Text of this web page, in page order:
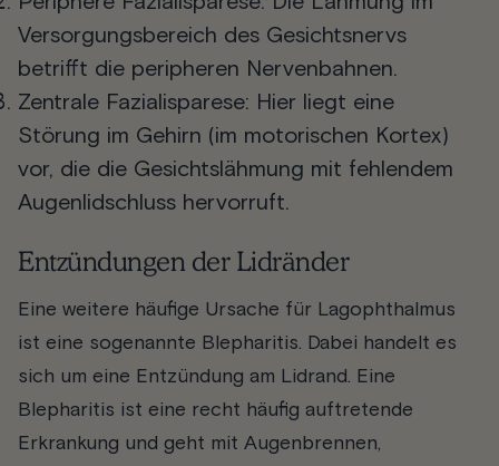
Versorgungsbereich des Gesichtsnervs
betrifft die peripheren Nervenbahnen.
Zentrale Fazialisparese: Hier liegt eine
Störung im Gehirn (im motorischen Kortex)
vor, die die Gesichtslähmung mit fehlendem
Augenlidschluss hervorruft.
Entzündungen der Lidränder
Eine weitere häufige Ursache für Lagophthalmus
ist eine sogenannte Blepharitis. Dabei handelt es
sich um eine Entzündung am Lidrand. Eine
Blepharitis ist eine recht häufig auftretende
Erkrankung und geht mit Augenbrennen,